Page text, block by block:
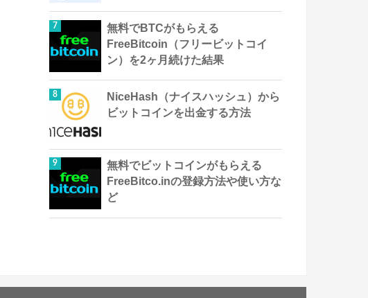
無料でBTCがもらえる
FreeBitcoin（フリービットコイ
ン）を2ヶ月続けた結果
NiceHash（ナイスハッシュ）から
ビットコインを出金する方法
無料でビットコインがもらえる
FreeBitco.inの登録方法や使い方な
ど